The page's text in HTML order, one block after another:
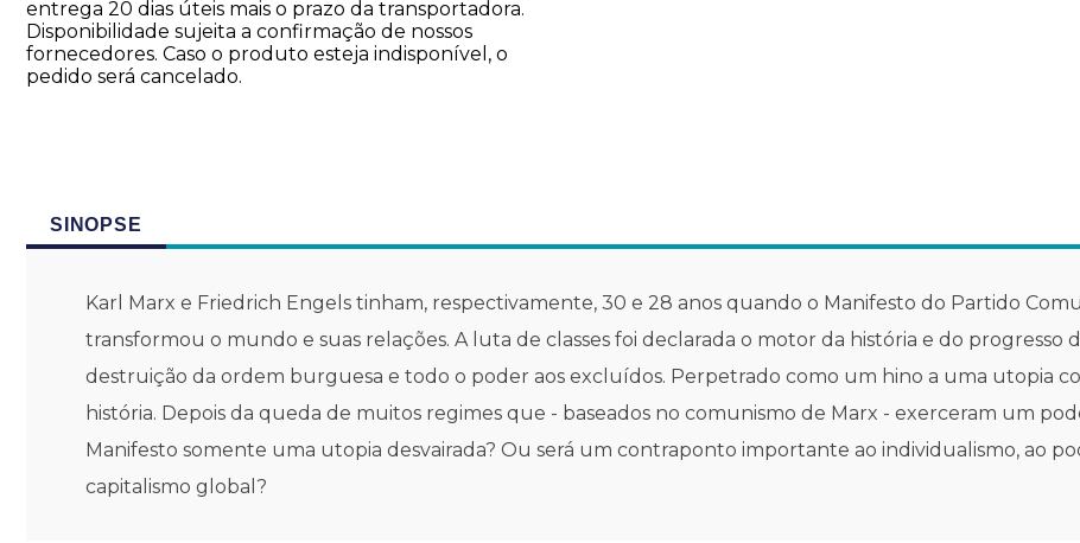
entrega 20 dias úteis mais o prazo da transportadora.
Disponibilidade sujeita a confirmação de nossos
fornecedores. Caso o produto esteja indisponível, o
pedido será cancelado.
SINOPSE
Karl Marx e Friedrich Engels tinham, respectivamente, 30 e 28 anos quando o Manifesto do Partido
transformou o mundo e suas relações. A luta de classes foi declarada o motor da história e do progresso
destruição da ordem burguesa e todo o poder aos excluídos. Perpetrado como um hino a uma utopia
história. Depois da queda de muitos regimes que - baseados no comunismo de Marx - exerceram um
Manifesto somente uma utopia desvairada? Ou será um contraponto importante ao individualismo, ao
capitalismo global?